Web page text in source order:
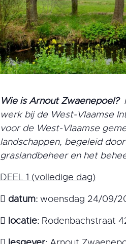
Wie is Arnout Zwaenepoel?
werk bij de West-Vlaamse
voor de West-Vlaamse
landschappen, begeleid
graslandbeheer en het
DEEL 1 (volledige dag)
 datum: woensdag 24/09/
 locatie: Rodenbachstraat